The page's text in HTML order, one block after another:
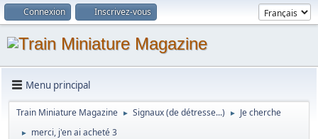
Connexion Inscrivez-vous
Menu principal
Train Miniature Magazine ► Signaux (de détresse...) ► Je cherche
► merci, j'en ai acheté 3